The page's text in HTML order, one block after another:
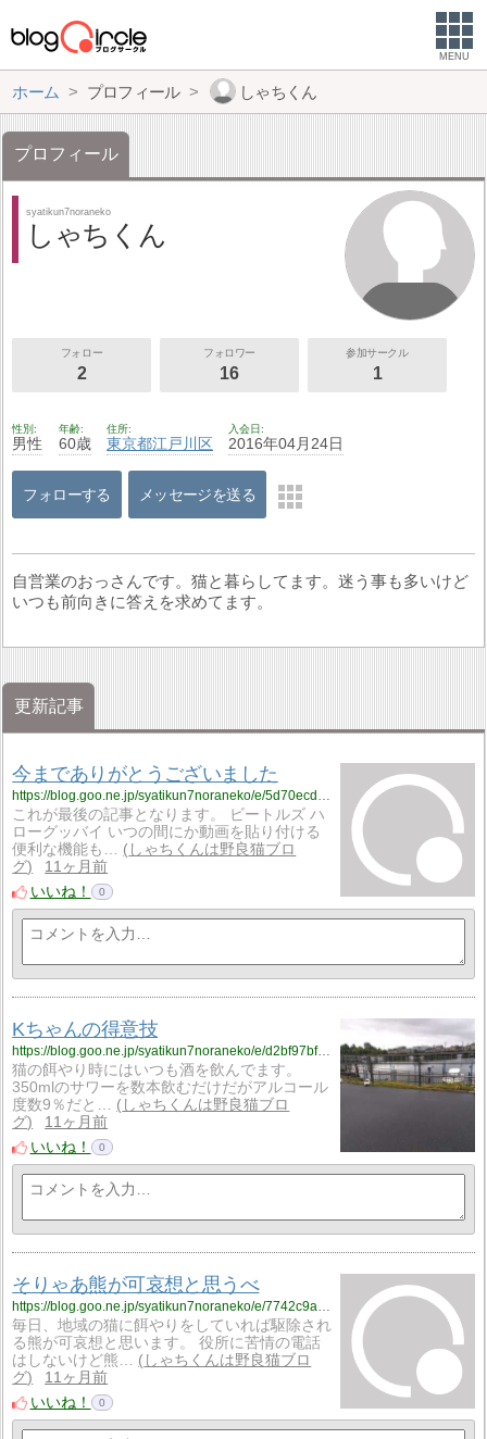
MENU
ホーム プロフィール しゃちくん
プロフィール
syatikun7noraneko
しゃちくん
フォロー
2
フォロワー
16
参加サークル
1
性別
男性
年齢
60歳
住所
東京都江戸川区
入会日
2016年04月24日
フォローする メッセージを送る
自営業のおっさんです。猫と暮らしてます。迷う事も多いけど
いつも前向きに答えを求めてます。
更新記事
今までありがとうございました
これが最後の記事となります。 ビートルズ ハ
ローグッバイ いつの間にか動画を貼り付ける
便利な機能も…
しゃちくんは野良猫ブロ
グ
11ヶ月前
いいね！
0
Kちゃんの得意技
https://blog.goo.ne.jp/syatikun7noraneko/e/d2bf97bf572ffc1962c83f219b91831f?fm=rss
猫の餌やり時にはいつも酒を飲んでます。
350mlのサワーを数本飲むだけだがアルコール
度数9％だと…
しゃちくんは野良猫ブロ
グ
11ヶ月前
いいね！
0
そりゃあ熊が可哀想と思うべ
毎日、地域の猫に餌やりをしていれば駆除され
る熊が可哀想と思います。 役所に苦情の電話
はしないけど熊…
しゃちくんは野良猫ブロ
グ
11ヶ月前
いいね！
0